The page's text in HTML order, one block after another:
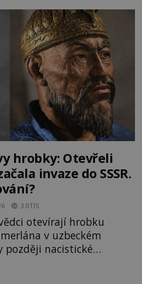
boje. Za manželku má
hrobky: Otevřeli
invaze do SSSR.
3.0TIS
otevírají hrobku
v uzbeckém
později nacistické
Barbarossa a napadá
je natolik zarážející, že se